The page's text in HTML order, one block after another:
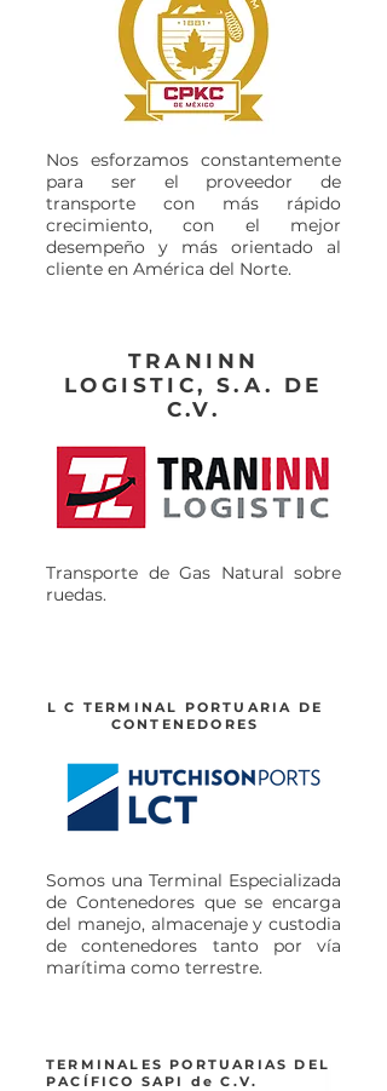
Nos esforzamos constantemente
para ser el proveedor de
transporte con más rápido
crecimiento, con el mejor
desempeño y más orientado al
cliente en América del Norte.
TRANINN
LOGISTIC, S.A. DE
C.V.
Transporte de Gas Natural sobre
ruedas.
Somos una Terminal Especializada
de Contenedores que se encarga
del manejo, almacenaje y custodia
de contenedores tanto por vía
marítima como terrestre.
L C TERMINAL PORTUARIA DE
CONTENEDORES
TERMINALES PORTUARIAS DEL
PACÍFICO SAPI de C.V.